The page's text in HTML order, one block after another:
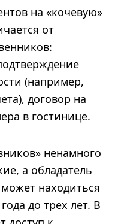
на «кочевую»
от
(например,
договор на
в гостинице.
ненамного
а обладатель
находиться
до трех лет. В